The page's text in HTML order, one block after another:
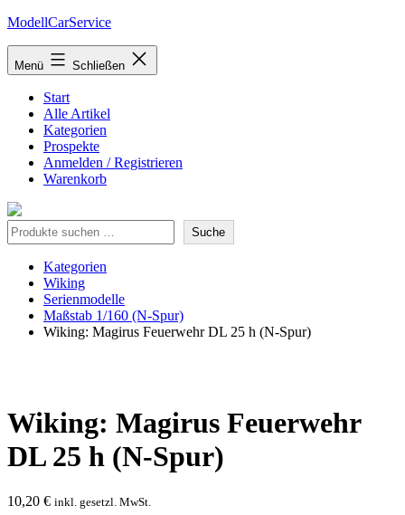
Zum
springen
ModellCarService
Menü Schließen
Start
Alle Artikel
Kategorien
Prospekte
Anmelden / Registrieren
Warenkorb
Suche Suche
Kategorien
Wiking
Serienmodelle
Maßstab 1/160 (N-Spur)
Wiking: Magirus Feuerwehr DL 25 h (N-Spur)
Wiking: Magirus Feuerwehr
DL 25 h (N-Spur)
10,20 € inkl. gesetzl. MwSt.